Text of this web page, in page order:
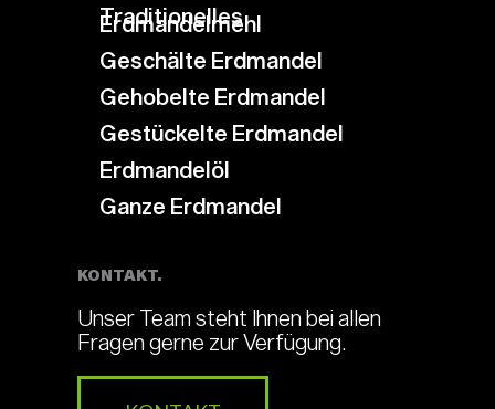
Traditionelles
Erdmandelmehl
Geschälte Erdmandel
Gehobelte Erdmandel
Gestückelte Erdmandel
Erdmandelöl
Ganze Erdmandel
KONTAKT.
Unser Team steht Ihnen bei allen
Fragen gerne zur Verfügung.